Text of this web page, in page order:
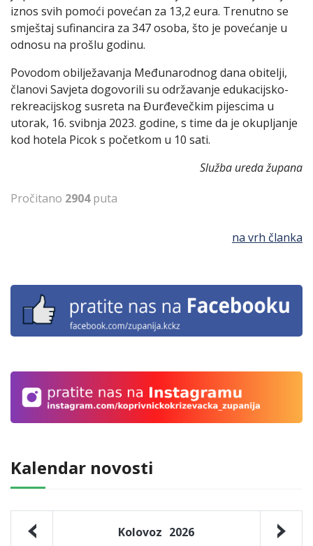
Kalendar novosti
Kolovoz 2026
iznos svih pomoći povećan za 13,2 eura. Trenutno se
smještaj sufinancira za 347 osoba, što je povećanje u
odnosu na prošlu godinu.
Povodom obilježavanja Međunarodnog dana obitelji,
članovi Savjeta dogovorili su održavanje edukacijsko-
rekreacijskog susreta na Đurđevečkim pijescima u
utorak, 16. svibnja 2023. godine, s time da je okupljanje
kod hotela Picok s početkom u 10 sati.
Služba ureda župana
Pročitano 2904puta
na vrh članka